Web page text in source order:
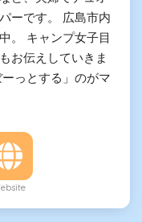
ーです。 広島市内
。 キャンプ女子目
お伝えしていきま
っとする」のがマ